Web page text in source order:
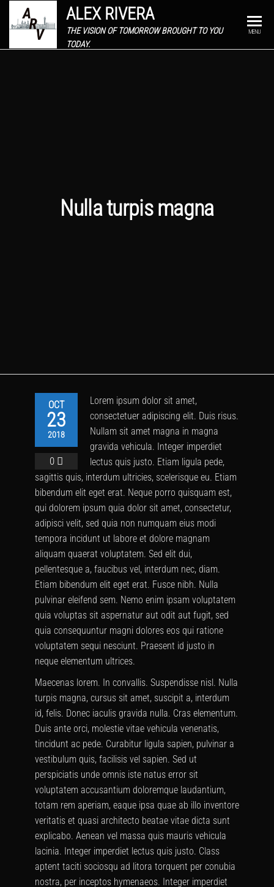
ALEX RIVERA
THE VISION OF TOMORROW BROUGHT TO YOU
TODAY.
MENU
Nulla turpis magna
OCT
23
2018
0
Lorem ipsum dolor sit amet,
consectetuer adipiscing elit. Duis risus.
Nullam sit amet magna in magna
gravida vehicula. Integer imperdiet
lectus quis justo. Etiam ligula pede,
sagittis quis, interdum ultricies, scelerisque eu. Etiam
bibendum elit eget erat. Neque porro quisquam est,
qui dolorem ipsum quia dolor sit amet, consectetur,
adipisci velit, sed quia non numquam eius modi
tempora incidunt ut labore et dolore magnam
aliquam quaerat voluptatem. Sed elit dui,
pellentesque a, faucibus vel, interdum nec, diam.
Etiam bibendum elit eget erat. Fusce nibh. Nulla
pulvinar eleifend sem. Nemo enim ipsam voluptatem
quia voluptas sit aspernatur aut odit aut fugit, sed
quia consequuntur magni dolores eos qui ratione
voluptatem sequi nesciunt. Praesent id justo in
neque elementum ultrices.
Maecenas lorem. In convallis. Suspendisse nisl. Nulla
turpis magna, cursus sit amet, suscipit a, interdum
id, felis. Donec iaculis gravida nulla. Cras elementum.
Duis ante orci, molestie vitae vehicula venenatis,
tincidunt ac pede. Curabitur ligula sapien, pulvinar a
vestibulum quis, facilisis vel sapien. Sed ut
perspiciatis unde omnis iste natus error sit
voluptatem accusantium doloremque laudantium,
totam rem aperiam, eaque ipsa quae ab illo inventore
veritatis et quasi architecto beatae vitae dicta sunt
explicabo. Aenean vel massa quis mauris vehicula
lacinia. Integer imperdiet lectus quis justo. Class
aptent taciti sociosqu ad litora torquent per conubia
nostra, per inceptos hymenaeos. Integer imperdiet